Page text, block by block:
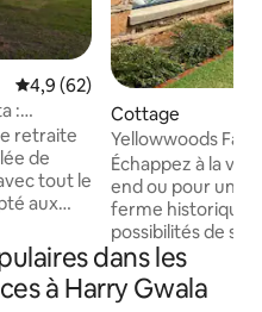
Évaluation moyenne sur la
4,9 (62)
retraite
de
tout le
à
rivière
(en
Cottage
Yellowwoods
2 chambres
Échappez à la vie
end ou pour un
ferme historique
possibilités de se
les Midlands du
aimons à penser
meilleur des deux
dans les
à Harry Gwala